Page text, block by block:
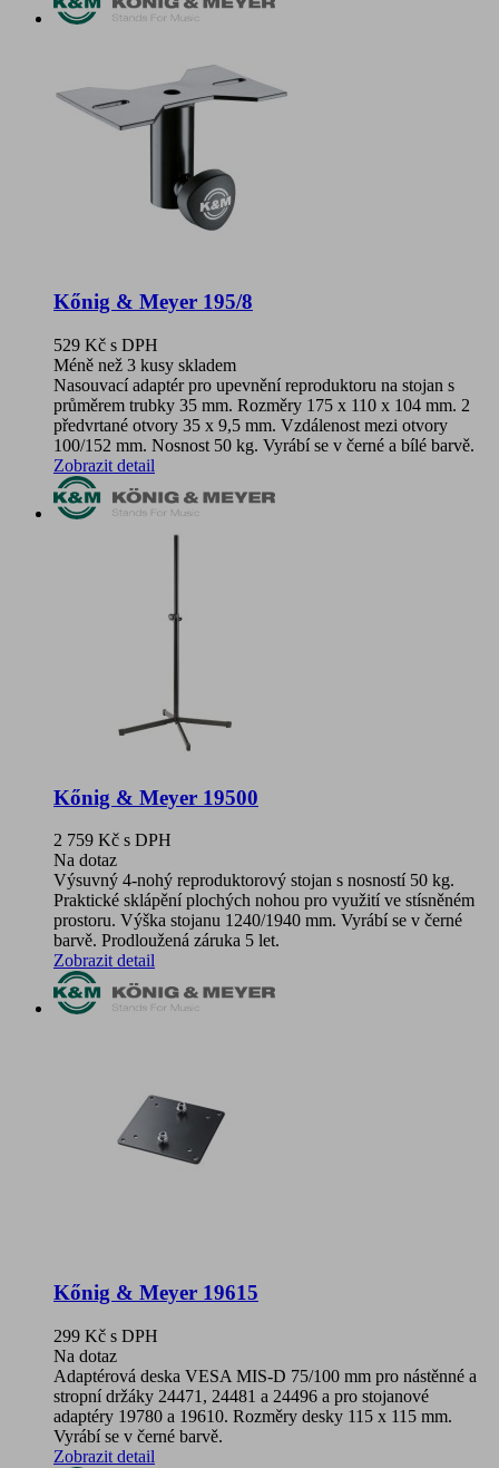
Kőnig & Meyer 195/8
529 Kč s DPH
Méně než 3 kusy skladem
Nasouvací adaptér pro upevnění reproduktoru na stojan s
průměrem trubky 35 mm. Rozměry 175 x 110 x 104 mm. 2
předvrtané otvory 35 x 9,5 mm. Vzdálenost mezi otvory
100/152 mm. Nosnost 50 kg. Vyrábí se v černé a bílé barvě.
Zobrazit detail
Kőnig & Meyer 19500
2 759 Kč s DPH
Na dotaz
Výsuvný 4-nohý reproduktorový stojan s nosností 50 kg.
Praktické sklápění plochých nohou pro využití ve stísněném
prostoru. Výška stojanu 1240/1940 mm. Vyrábí se v černé
barvě. Prodloužená záruka 5 let.
Zobrazit detail
Kőnig & Meyer 19615
299 Kč s DPH
Na dotaz
Adaptérová deska VESA MIS-D 75/100 mm pro nástěnné a
stropní držáky 24471, 24481 a 24496 a pro stojanové
adaptéry 19780 a 19610. Rozměry desky 115 x 115 mm.
Vyrábí se v černé barvě.
Zobrazit detail